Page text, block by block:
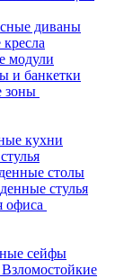
диваны
модули
и банкетки
зоны
кухни
столы
стулья
офиса
сейфы
Взломостойкие